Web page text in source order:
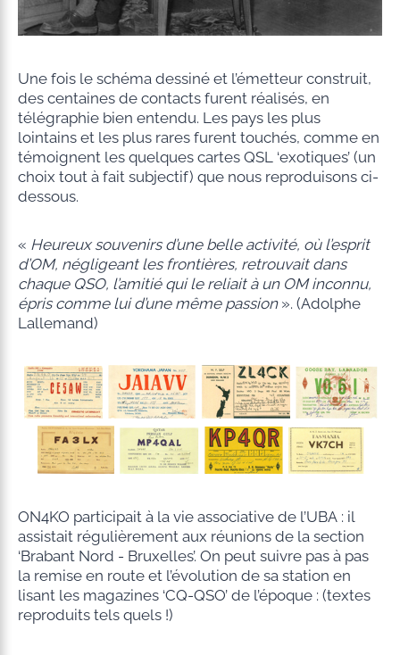
Une fois le schéma dessiné et l’émetteur construit,
des centaines de contacts furent réalisés, en
télégraphie bien entendu. Les pays les plus
lointains et les plus rares furent touchés, comme en
témoignent les quelques cartes QSL ‘exotiques’ (un
choix tout à fait subjectif) que nous reproduisons ci-
dessous.
« Heureux souvenirs d’une belle activité, où l’esprit
d’OM, négligeant les frontières, retrouvait dans
chaque QSO, l’amitié qui le reliait à un OM inconnu,
épris comme lui d’une même passion». (Adolphe
Lallemand)
ON4KO participait à la vie associative de l’UBA : il
assistait régulièrement aux réunions de la section
‘Brabant Nord - Bruxelles’. On peut suivre pas à pas
la remise en route et l’évolution de sa station en
lisant les magazines ‘CQ-QSO’ de l’époque : (textes
reproduits tels quels !)